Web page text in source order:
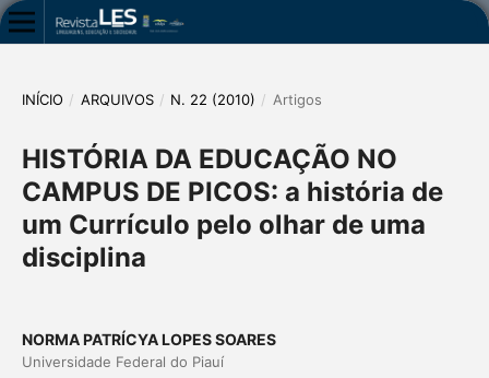
INÍCIO / ARQUIVOS / N. 22 (2010) / Artigos
HISTÓRIA DA EDUCAÇÃO NO
CAMPUS DE PICOS: a história de
um Currículo pelo olhar de uma
disciplina
NORMA PATRÍCYA LOPES SOARES
Universidade Federal do Piauí